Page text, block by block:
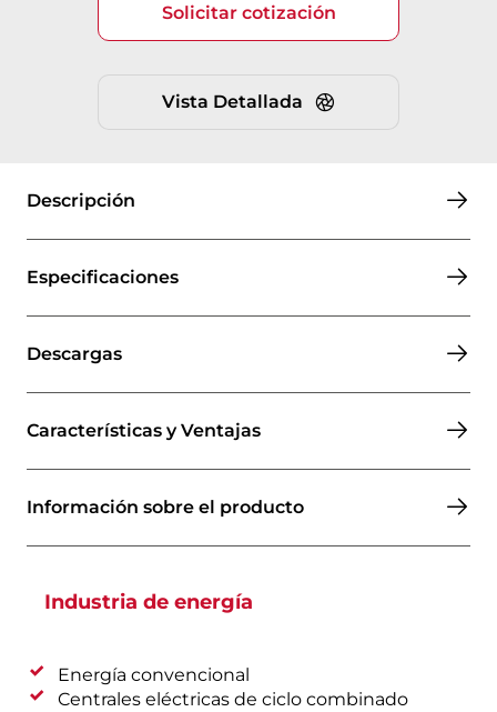
Solicitar cotización
Vista Detallada
Descripción
Especificaciones
Descargas
Características y Ventajas
Información sobre el producto
Industria de energía
Energía convencional
Centrales eléctricas de ciclo combinado